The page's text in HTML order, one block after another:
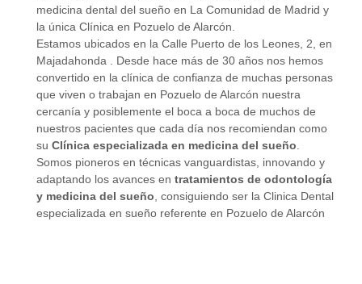
medicina dental del sueño en La Comunidad de Madrid y
la única Clínica en Pozuelo de Alarcón.
Estamos ubicados en la Calle Puerto de los Leones, 2, en
Majadahonda . Desde hace más de 30 años nos hemos
convertido en la clínica de confianza de muchas personas
que viven o trabajan en Pozuelo de Alarcón nuestra
cercanía y posiblemente el boca a boca de muchos de
nuestros pacientes que cada día nos recomiendan como
su Clínica especializada en medicina del sueño
Somos pioneros en técnicas vanguardistas, innovando y
adaptando los avances en tratamientos de odontología
y medicina del sueño , consiguiendo ser la Clinica Dental
especializada en sueño referente en Pozuelo de Alarcón